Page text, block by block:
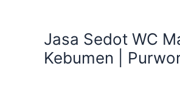
Jasa Sedot WC
Kebumen |